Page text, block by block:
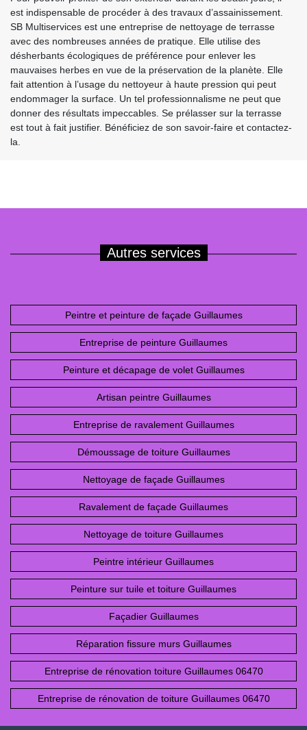
est indispensable de procéder à des travaux d’assainissement.
SB Multiservices est une entreprise de nettoyage de terrasse
avec des nombreuses années de pratique. Elle utilise des
désherbants écologiques de préférence pour enlever les
mauvaises herbes en vue de la préservation de la planète. Elle
fait attention à l’usage du nettoyeur à haute pression qui peut
endommager la surface. Un tel professionnalisme ne peut que
donner des résultats impeccables. Se prélasser sur la terrasse
est tout à fait justifier. Bénéficiez de son savoir-faire et contactez-
la.
Autres services
Peintre et peinture de façade Guillaumes
Entreprise de peinture Guillaumes
Peinture et décapage de volet Guillaumes
Artisan peintre Guillaumes
Entreprise de ravalement Guillaumes
Démoussage de toiture Guillaumes
Nettoyage de façade Guillaumes
Ravalement de façade Guillaumes
Nettoyage de toiture Guillaumes
Peintre intérieur Guillaumes
Peinture sur tuile et toiture Guillaumes
Façadier Guillaumes
Réparation fissure murs Guillaumes
Entreprise de rénovation toiture Guillaumes 06470
Entreprise de rénovation de toiture Guillaumes 06470